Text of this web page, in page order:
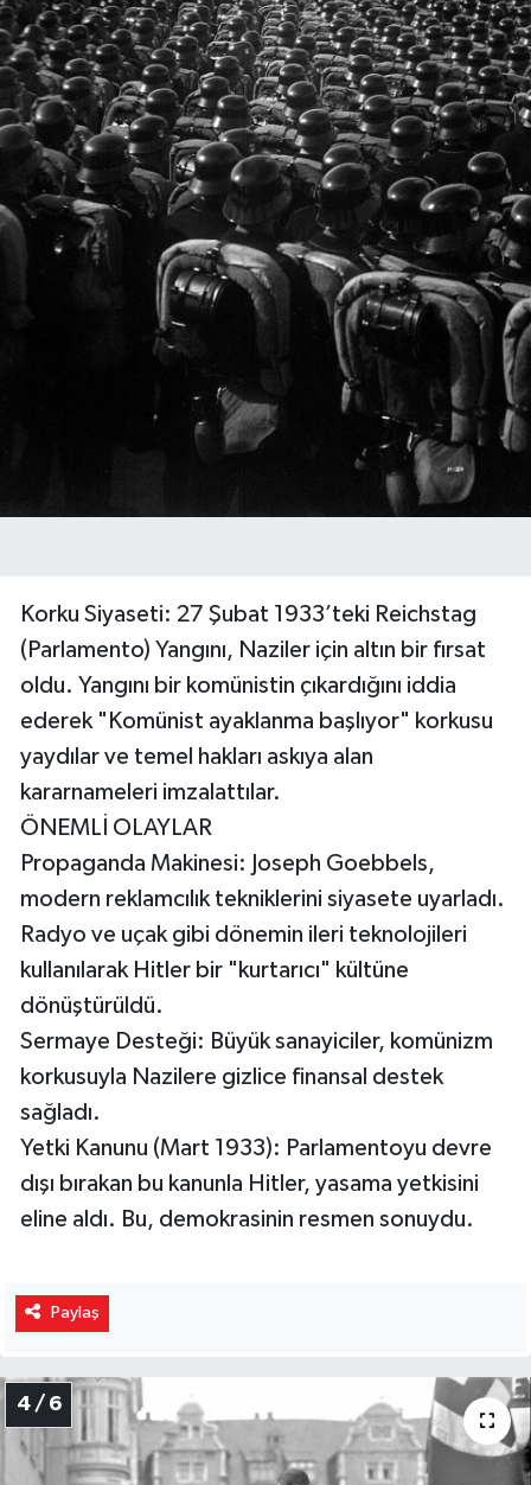
Korku Siyaseti: 27 Şubat 1933’teki Reichstag
(Parlamento) Yangını, Naziler için altın bir fırsat
oldu. Yangını bir komünistin çıkardığını iddia
ederek "Komünist ayaklanma başlıyor" korkusu
yaydılar ve temel hakları askıya alan
kararnameleri imzalattılar.
ÖNEMLİ OLAYLAR
Propaganda Makinesi: Joseph Goebbels,
modern reklamcılık tekniklerini siyasete uyarladı.
Radyo ve uçak gibi dönemin ileri teknolojileri
kullanılarak Hitler bir "kurtarıcı" kültüne
dönüştürüldü.
Sermaye Desteği: Büyük sanayiciler, komünizm
korkusuyla Nazilere gizlice finansal destek
sağladı.
Yetki Kanunu (Mart 1933): Parlamentoyu devre
dışı bırakan bu kanunla Hitler, yasama yetkisini
eline aldı. Bu, demokrasinin resmen sonuydu.
Paylaş
4 / 6